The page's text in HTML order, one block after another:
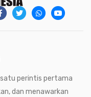
perintis pertama
dan menawarkan